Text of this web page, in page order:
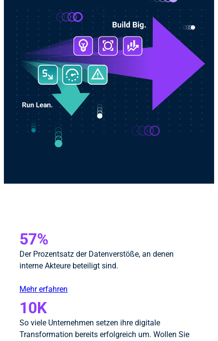
57%
Der Prozentsatz der Datenverstöße, an denen
interne Akteure beteiligt sind.
Mehr erfahren
10K
So viele Unternehmen setzen ihre digitale
Transformation bereits erfolgreich um. Wollen Sie